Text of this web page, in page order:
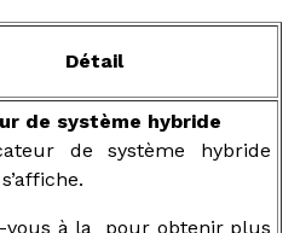
Détail
de système hybride
de système hybride
vous à la pour obtenir plus